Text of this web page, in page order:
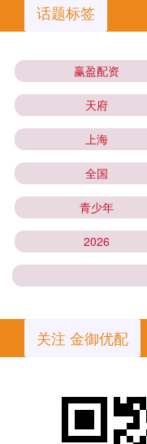
话题标签
赢盈配资
天府
上海
全国
青少年
2026
关注 金御优配